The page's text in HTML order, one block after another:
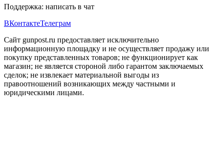
Поддержка: написать в чат
ВКонтактеТелеграм
Сайт gunpost.ru предоставляет исключительно
информационную площадку и не осуществляет продажу или
покупку представленных товаров; не функционирует как
магазин; не является стороной либо гарантом заключаемых
сделок; не извлекает материальной выгоды из
правоотношений возникающих между частными и
юридическими лицами.